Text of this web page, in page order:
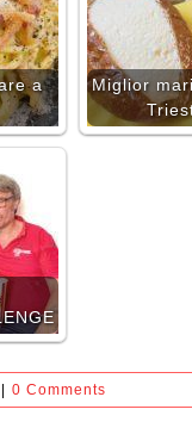
a
Miglior
0 Comments